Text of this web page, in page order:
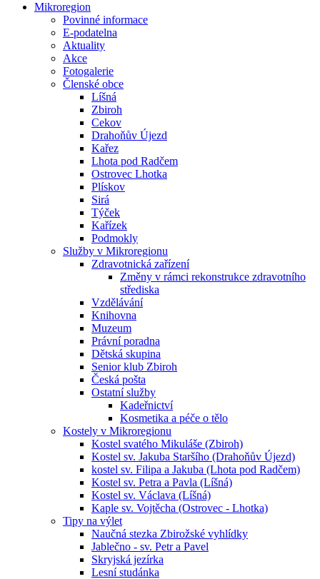
Mikroregion
Povinné informace
E-podatelna
Aktuality
Akce
Fotogalerie
Členské obce
Líšná
Zbiroh
Cekov
Drahoňův Újezd
Kařez
Lhota pod Radčem
Ostrovec Lhotka
Plískov
Sirá
Týček
Kařízek
Podmokly
Služby v Mikroregionu
Zdravotnická zařízení
Změny v rámci rekonstrukce zdravotního
střediska
Vzdělávání
Knihovna
Muzeum
Právní poradna
Dětská skupina
Senior klub Zbiroh
Česká pošta
Ostatní služby
Kadeřnictví
Kosmetika a péče o tělo
Kostely v Mikroregionu
Kostel svatého Mikuláše (Zbiroh)
Kostel sv. Jakuba Staršího (Drahoňův Újezd)
kostel sv. Filipa a Jakuba (Lhota pod Radčem)
Kostel sv. Petra a Pavla (Líšná)
Kostel sv. Václava (Líšná)
Kaple sv. Vojtěcha (Ostrovec - Lhotka)
Tipy na výlet
Naučná stezka Zbirožské vyhlídky
Jablečno - sv. Petr a Pavel
Skryjská jezírka
Lesní studánka